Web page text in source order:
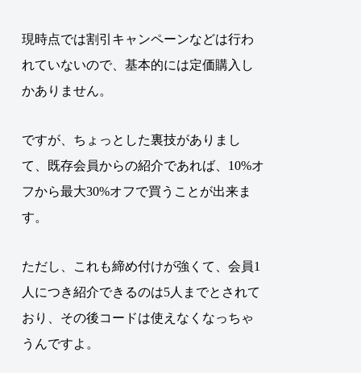
現時点では割引キャンペーンなどは行わ
れていないので、基本的には定価購入し
かありません。
ですが、ちょっとした裏技がありまし
て、
既存会員からの紹介であれば、10%オ
フから最大30%オフで買うことが出来ま
す。
ただし、これも締め付けが強くて、会員1
人につき紹介できるのは5人までとされて
おり、その後コードは使えなくなっちゃ
うんですよ。